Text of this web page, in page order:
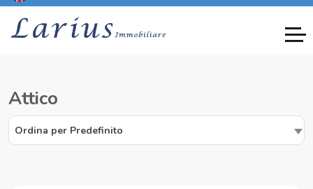
Attico
Ordina per Predefinito